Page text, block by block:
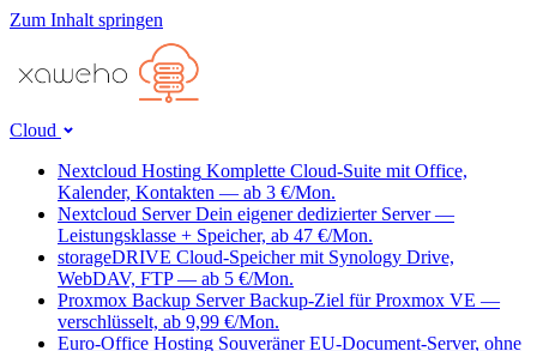
Zum Inhalt springen
Cloud
Nextcloud Hosting Komplette Cloud-Suite mit Office,
Kalender, Kontakten — ab 3 €/Mon.
Nextcloud Server Dein eigener dedizierter Server —
Leistungsklasse + Speicher, ab 47 €/Mon.
storageDRIVE Cloud-Speicher mit Synology Drive,
WebDAV, FTP — ab 5 €/Mon.
Proxmox Backup Server Backup-Ziel für Proxmox VE —
verschlüsselt, ab 9,99 €/Mon.
Euro-Office Hosting Souveräner EU-Document-Server, ohne